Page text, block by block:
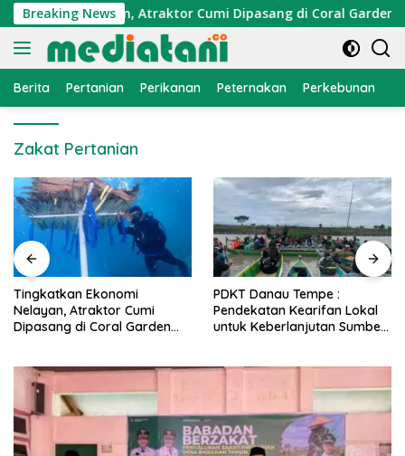
Langsung
ke
konten
Breaking News
Nelayan, Atraktor Cumi Dipasang di Coral Garden
Berita Pertanian Perikanan Peternakan Perkebunan
Zakat Pertanian
PDKT Danau Tempe :
Pendekatan Kearifan Lokal
untuk Keberlanjutan Sumber
Cara Mengatasi Penyakit
PMK pada Sapi Perah Secara
Alami dan Medis